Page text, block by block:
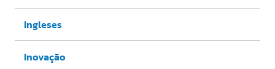
Ingleses
Inovação